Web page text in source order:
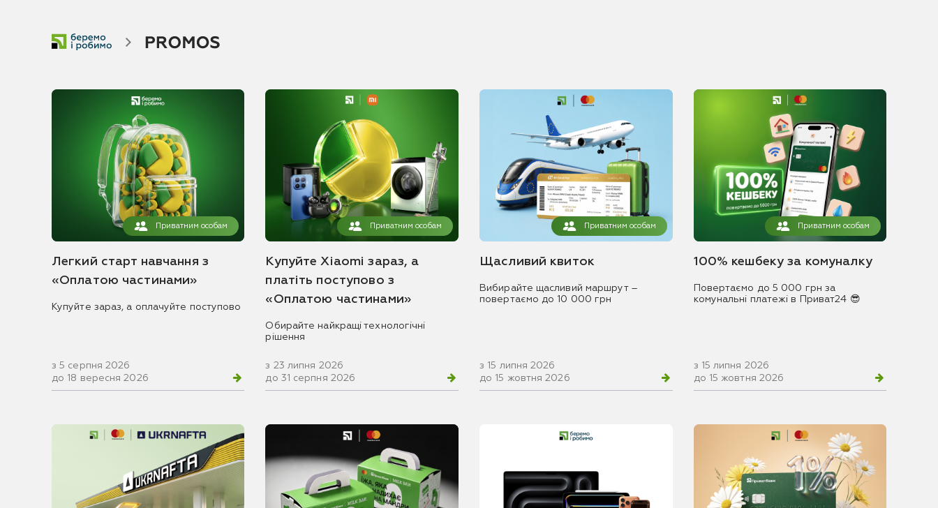
Приватним особам
Легкий старт навчання з
«Оплатою частинами»
Купуйте зараз, а оплачуйте поступово
з 5 серпня 2026
до 18 вересня 2026
Приватним особам
Купуйте Xiaomi зараз, а
платіть поступово з
«Оплатою частинами»
Обирайте найкращі технологічні
рішення
з 23 липня 2026
до 31 серпня 2026
Приватним особам
Щасливий квиток
Вибирайте щасливий маршрут –
повертаємо до 10 000 грн
з 15 липня 2026
до 15 жовтня 2026
Приватним особам
100% кешбеку за комуналку
Повертаємо до 5 000 грн за
комунальні платежі в Приват24 😎
з 15 липня 2026
до 15 жовтня 2026